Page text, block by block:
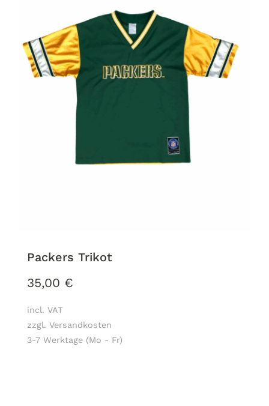
Packers Trikot
35,00 €
incl. VAT
zzgl. Versandkosten
3-7 Werktage (Mo - Fr)